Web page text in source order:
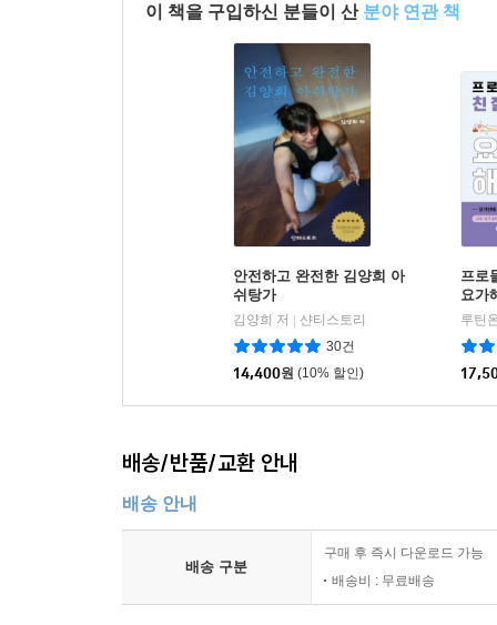
이 책을 구입하신 분들이 산 분야 연관 책
안전하고 완전한 김양희 아
쉬탕가
김양희 저 | 샨티스토리
30건
14,400원 (10% 할인)
프로
요가
루틴
배송/반품/교환 안내
배송 안내
배송 구분
구매 후 즉시 다운로드 가능
배송비 : 무료배송